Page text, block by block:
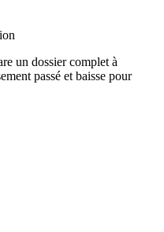
un dossier complet à
passé et baisse pour